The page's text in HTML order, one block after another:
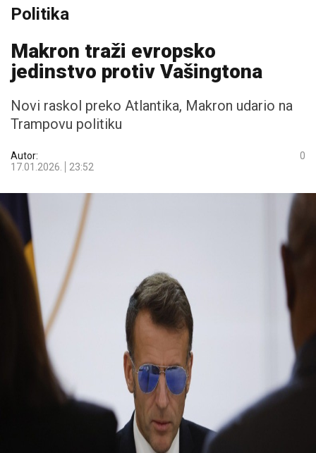
Politika
Makron traži evropsko
jedinstvo protiv Vašingtona
Novi raskol preko Atlantika, Makron udario na
Trampovu politiku
Autor:
17.01.2026.
23:52
0